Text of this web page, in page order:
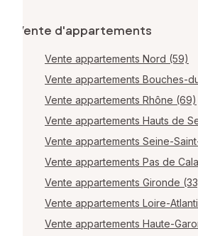
Vente d'appartements
Vente appartements Nord (59)
Vente appartements Bouches-
Vente appartements Rhône (69)
Vente appartements Hauts de
Vente appartements Seine-
Vente appartements Pas de
Vente appartements Gironde
Vente appartements Loire-
Vente appartements Haute-